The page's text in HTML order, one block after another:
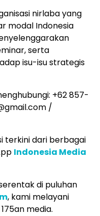
nirlabayang
modal Indonesia
serta
isu-isustrategis
+62 857-
/
terkini dari berbagai
Indonesia Media
di puluhan
, kami melayani
media.